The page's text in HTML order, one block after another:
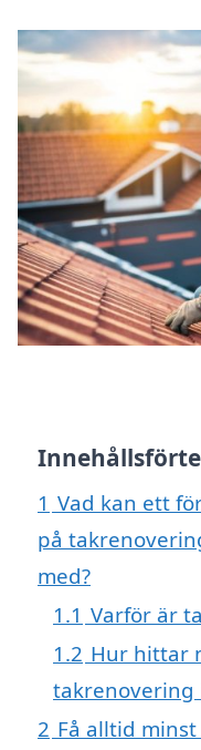
1 Vad kan ett
på
med?
1.1 Varför är
1.2 Hur hittar
takrenovering
2 Få alltid